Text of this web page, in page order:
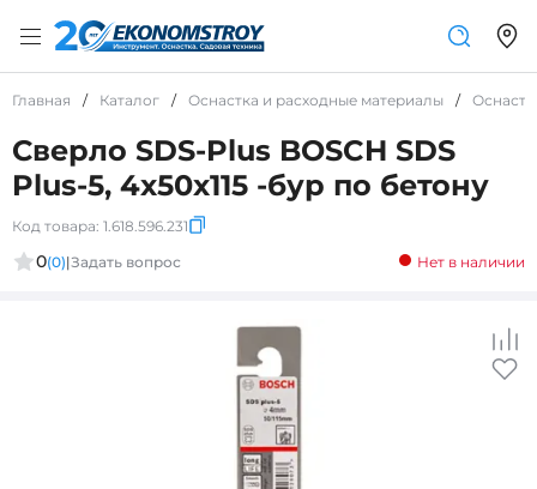
Главная / Каталог / Оснастка и расходные материалы /
Сверло SDS-Plus BOSCH SDS
Plus-5, 4x50x115 -бур по бетону
Код товара: 1.618.596.231
0(0)|Задать вопрос Нет в наличии